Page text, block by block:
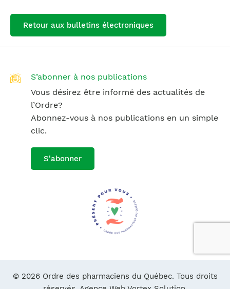
Retour aux bulletins électroniques
S’abonner à nos publications
Vous désirez être informé des actualités de
l’Ordre?
Abonnez-vous à nos publications en un simple
clic.
S'abonner
© 2026 Ordre des pharmaciens du Québec. Tous droits